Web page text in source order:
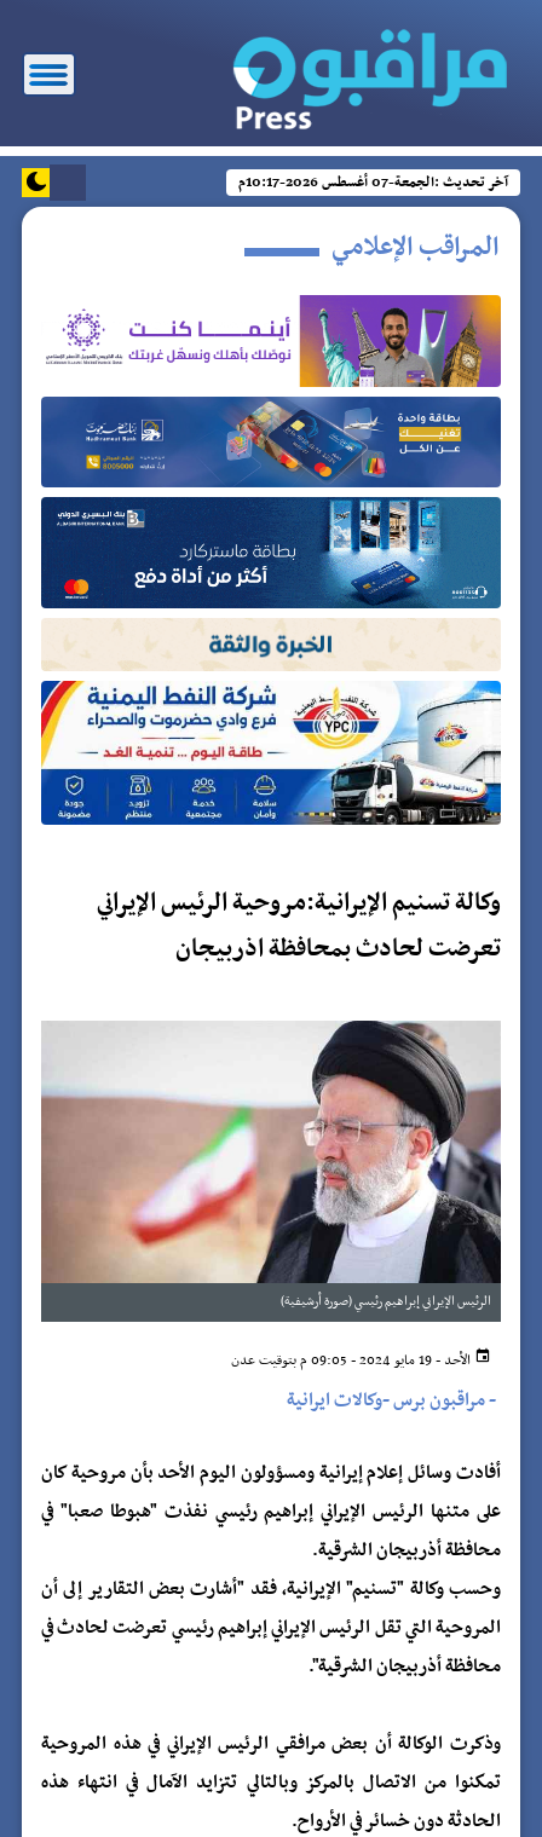
آخر تحديث :الجمعة-07 أغسطس 2026-10:17م
المراقب الإعلامي
وكالة تسنيم الإيرانية:مروحية الرئيس الإيراني
تعرضت لحادث بمحافظة اذربيجان
الرئيس الإيراني إبراهيم رئيسي (صورة أرشيفية)
الأحد - 19 مايو 2024 - 09:05 م بتوقيت عدن
-مراقبون برس -وكالات ايرانية
أفادت وسائل إعلام إيرانية ومسؤولون اليوم الأحد بأن مروحية كان
على متنها الرئيس الإيراني إبراهيم رئيسي نفذت "هبوطا صعبا" في
محافظة أذربيجان الشرقية.
وحسب وكالة "تسنيم" الإيرانية، فقد "أشارت بعض التقارير إلى أن
المروحية التي تقل الرئيس الإيراني إبراهيم رئيسي تعرضت لحادث في
محافظة أذربيجان الشرقية".
وذكرت الوكالة أن بعض مرافقي الرئيس الإيراني في هذه المروحية
تمكنوا من الاتصال بالمركز وبالتالي تتزايد الآمال في انتهاء هذه
الحادثة دون خسائر في الأرواح.